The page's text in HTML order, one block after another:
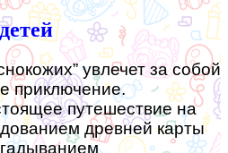
увлечет за собой
приключение.
путешествие на
древней карты